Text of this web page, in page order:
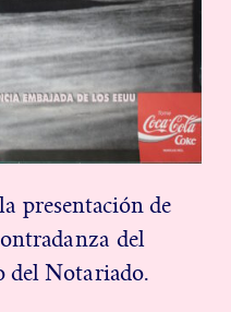
presentación de
del
del Notariado.